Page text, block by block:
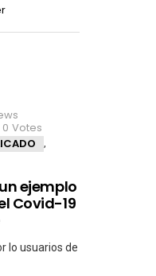
0 Votes
,
ejemplo
Covid-19
lo usuarios de